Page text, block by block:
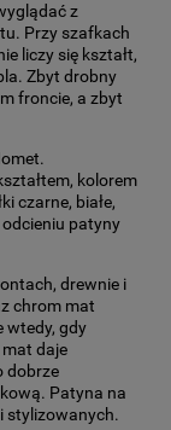
z
Przy szafkach
liczy się kształt,
Zbyt drobny
froncie, a zbyt
kolorem
czarne, białe,
patyny
drewnie i
chrom mat
wtedy, gdy
daje
dobrze
Patyna na
stylizowanych.